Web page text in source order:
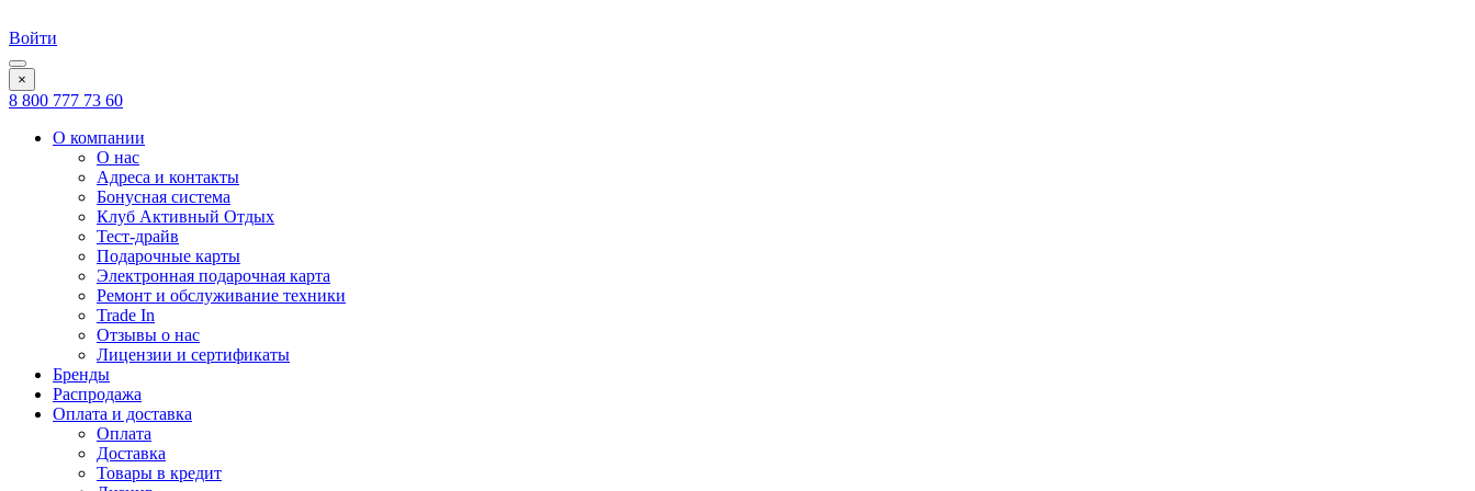
Войти
×
8 800 777 73 60
О компании
О нас
Адреса и контакты
Бонусная система
Клуб Активный Отдых
Тест-драйв
Подарочные карты
Электронная подарочная карта
Ремонт и обслуживание техники
Trade In
Отзывы о нас
Лицензии и сертификаты
Бренды
Распродажа
Оплата и доставка
Оплата
Доставка
Товары в кредит